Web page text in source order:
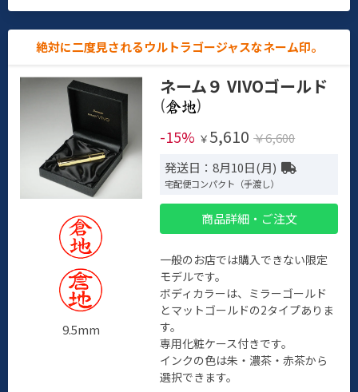
絶対に二度見されるウルトラゴージャスなネーム印。
9.5mm
ネーム９ VIVOゴールド
(
)
-15% ￥ 5,610 ￥6,600
発送日：8月10日(月)
宅配便コンパクト（手渡し）
商品詳細・ご注文
一般のお店では購入できない限定
モデルです。
ボディカラーは、ミラーゴールド
とマットゴールドの2タイプありま
す。
専用化粧ケース付きです。
インクの色は朱・濃茶・赤茶から
選択できます。